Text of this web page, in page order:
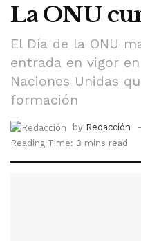
La ONU
El Día de la ONU
entrada en vigor
Naciones Unidas
formación
by Redacción
Reading Time: 3 mins read